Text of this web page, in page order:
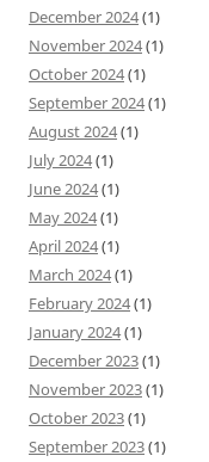
December 2024(1)
November 2024(1)
October 2024(1)
September 2024(1)
August 2024(1)
July 2024(1)
June 2024(1)
May 2024(1)
April 2024(1)
March 2024(1)
February 2024(1)
January 2024(1)
December 2023(1)
November 2023(1)
October 2023(1)
September 2023(1)